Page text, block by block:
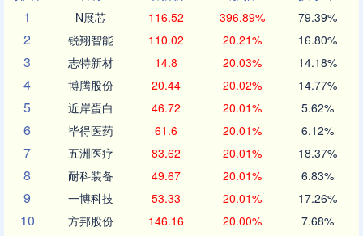
1
N展芯 116.52 396.89% 79.39%
2 锐翔智能 110.02 20.21% 16.80%
3 志特新材 14.8 20.03% 14.18%
4 博腾股份 20.44 20.02% 14.77%
5 近岸蛋白 46.72 20.01% 5.62%
6 毕得医药 61.6 20.01% 6.12%
7 五洲医疗 83.62 20.01% 18.37%
8 耐科装备 49.67 20.01% 6.83%
9 一博科技 53.33 20.01% 17.26%
10 方邦股份 146.16 20.00% 7.68%